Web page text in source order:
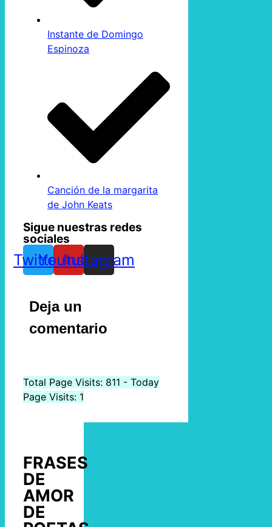
Instante de Domingo
Espinoza
Canción de la margarita
de John Keats
Sigue nuestras redes
sociales
TwitterYoutube
Instagram
Deja un
comentario
Total Page Visits: 811 - Today
Page Visits: 1
FRASES
DE
AMOR
DE